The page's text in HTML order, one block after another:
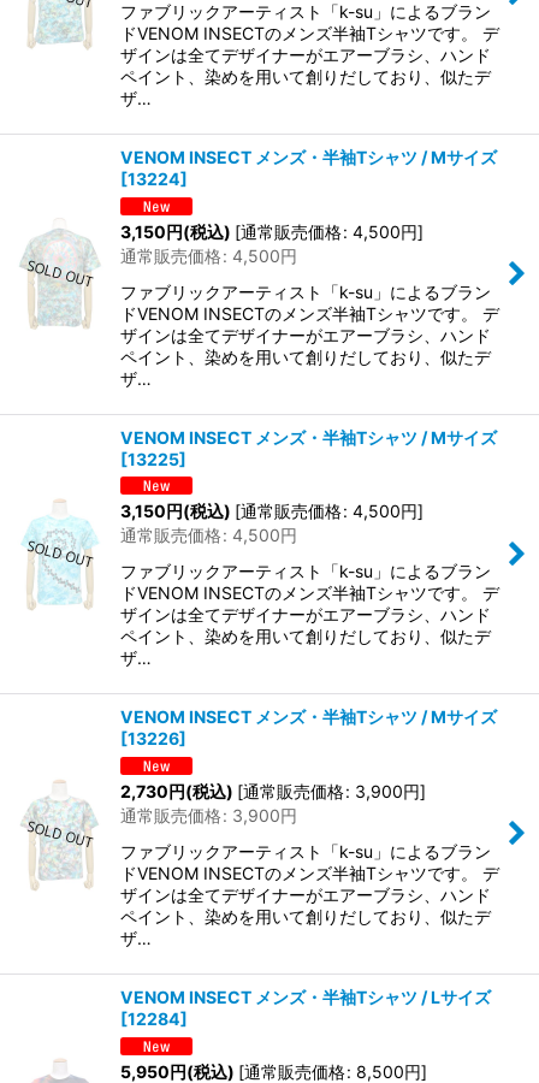
ファブリックアーティスト「k-su」によるブラン
ドVENOM INSECTのメンズ半袖Tシャツです。 デ
ザインは全てデザイナーがエアーブラシ、ハンド
ペイント、染めを用いて創りだしており、似たデ
ザ…
VENOM INSECT メンズ・半袖Tシャツ / Mサイズ
[13224]
3,150円(税込) [通常販売価格: 4,500円]
通常販売価格: 4,500円
ファブリックアーティスト「k-su」によるブラン
ドVENOM INSECTのメンズ半袖Tシャツです。 デ
ザインは全てデザイナーがエアーブラシ、ハンド
ペイント、染めを用いて創りだしており、似たデ
ザ…
VENOM INSECT メンズ・半袖Tシャツ / Mサイズ
[13225]
3,150円(税込) [通常販売価格: 4,500円]
通常販売価格: 4,500円
ファブリックアーティスト「k-su」によるブラン
ドVENOM INSECTのメンズ半袖Tシャツです。 デ
ザインは全てデザイナーがエアーブラシ、ハンド
ペイント、染めを用いて創りだしており、似たデ
ザ…
VENOM INSECT メンズ・半袖Tシャツ / Mサイズ
[13226]
2,730円(税込) [通常販売価格: 3,900円]
通常販売価格: 3,900円
ファブリックアーティスト「k-su」によるブラン
ドVENOM INSECTのメンズ半袖Tシャツです。 デ
ザインは全てデザイナーがエアーブラシ、ハンド
ペイント、染めを用いて創りだしており、似たデ
ザ…
VENOM INSECT メンズ・半袖Tシャツ / Lサイズ
[12284]
5,950円(税込) [通常販売価格: 8,500円]